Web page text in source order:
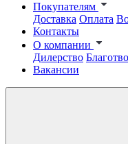
Покупателям
Доставка Оплата
Контакты
О компании
Дилерство
Вакансии